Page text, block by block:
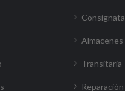
Transitaria